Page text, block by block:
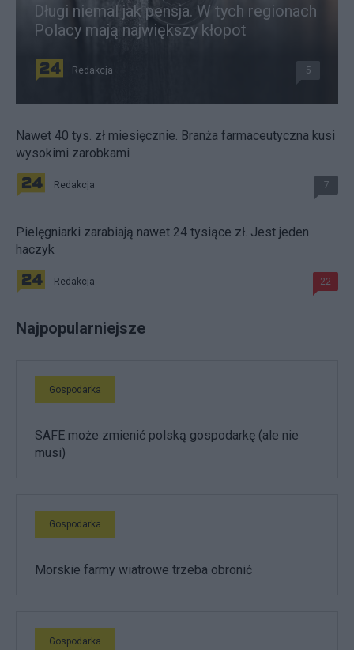
Długi niemal jak pensja. W tych regionach
Polacy mają największy kłopot
Redakcja 5
Nawet 40 tys. zł miesięcznie. Branża farmaceutyczna kusi
wysokimi zarobkami
Redakcja 7
Pielęgniarki zarabiają nawet 24 tysiące zł. Jest jeden
haczyk
Redakcja 22
Najpopularniejsze
Gospodarka
SAFE może zmienić polską gospodarkę (ale nie
musi)
Gospodarka
Morskie farmy wiatrowe trzeba obronić
Gospodarka